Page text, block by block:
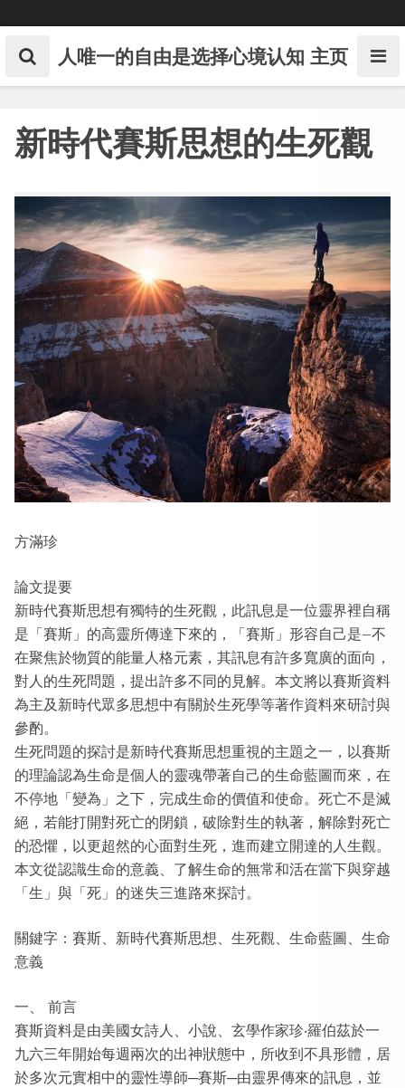
to
content 人唯一的自由是选择心境认知 主页
新時代賽斯思想的生死觀
方滿珍
論文提要
新時代賽斯思想有獨特的生死觀，此訊息是一位靈界裡自稱
是「賽斯」的高靈所傳達下來的，「賽斯」形容自己是–不
在聚焦於物質的能量人格元素，其訊息有許多寬廣的面向，
對人的生死問題，提出許多不同的見解。本文將以賽斯資料
為主及新時代眾多思想中有關於生死學等著作資料來研討與
參酌。
生死問題的探討是新時代賽斯思想重視的主題之一，以賽斯
的理論認為生命是個人的靈魂帶著自己的生命藍圖而來，在
不停地「變為」之下，完成生命的價值和使命。死亡不是滅
絕，若能打開對死亡的閉鎖，破除對生的執著，解除對死亡
的恐懼，以更超然的心面對生死，進而建立開達的人生觀。
本文從認識生命的意義、了解生命的無常和活在當下與穿越
「生」與「死」的迷失三進路來探討。
關鍵字：賽斯、新時代賽斯思想、生死觀、生命藍圖、生命
意義
一、 前言
賽斯資料是由美國女詩人、小說、玄學作家珍‧羅伯茲於一
九六三年開始每週兩次的出神狀態中，所收到不具形體，居
於多次元實相中的靈性導師─賽斯─由靈界傳來的訊息，並